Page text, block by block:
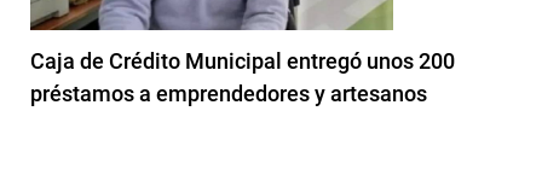
Caja de Crédito Municipal entregó unos 200
préstamos a emprendedores y artesanos